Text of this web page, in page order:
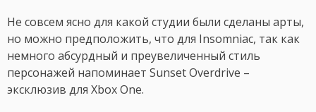
Не совсем ясно для какой студии были сделаны арты,
но можно предположить, что для Insomniac, так как
немного абсурдный и преувеличенный стиль
персонажей напоминает Sunset Overdrive –
эксклюзив для Xbox One.